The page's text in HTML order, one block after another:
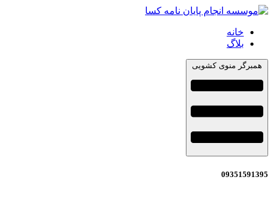
خانه
بلاگ
همبرگر منوی کشویی
09351591395